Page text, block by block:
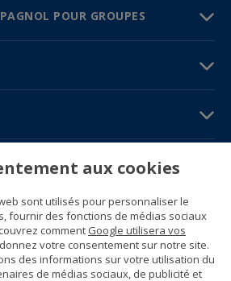
POUR GROUPES
11
aux cookies
sont utilisés pour personnaliser le
fournir des fonctions de médias sociaux
comment Google utilisera vos
votre consentement sur notre site.
des informations sur votre utilisation du
de médias sociaux, de publicité et